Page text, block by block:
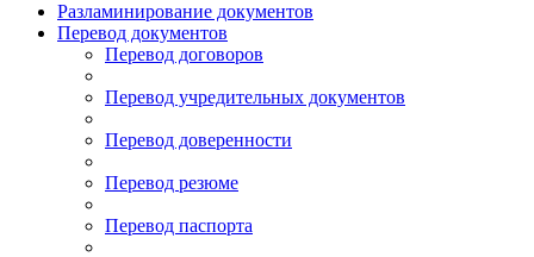
Разламинирование документов
Перевод документов
Перевод договоров
Перевод учредительных документов
Перевод доверенности
Перевод резюме
Перевод паспорта